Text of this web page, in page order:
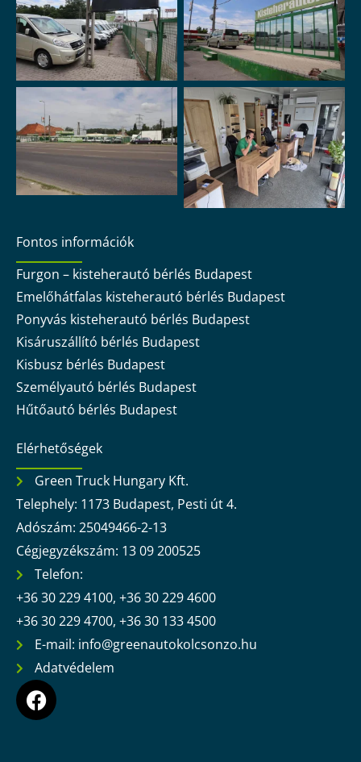
Fontos információk
Furgon – kisteherautó bérlés Budapest
Emelőhátfalas kisteherautó bérlés Budapest
Ponyvás kisteherautó bérlés Budapest
Kisáruszállító bérlés Budapest
Kisbusz bérlés Budapest
Személyautó bérlés Budapest
Hűtőautó bérlés Budapest
Elérhetőségek
Green Truck Hungary Kft.
Telephely: 1173 Budapest, Pesti út 4.
Adószám: 25049466-2-13
Cégjegyzékszám: 13 09 200525
Telefon:
+36 30 229 4100, +36 30 229 4600
+36 30 229 4700, +36 30 133 4500
E-mail: info@greenautokolcsonzo.hu
Adatvédelem
F
a
c